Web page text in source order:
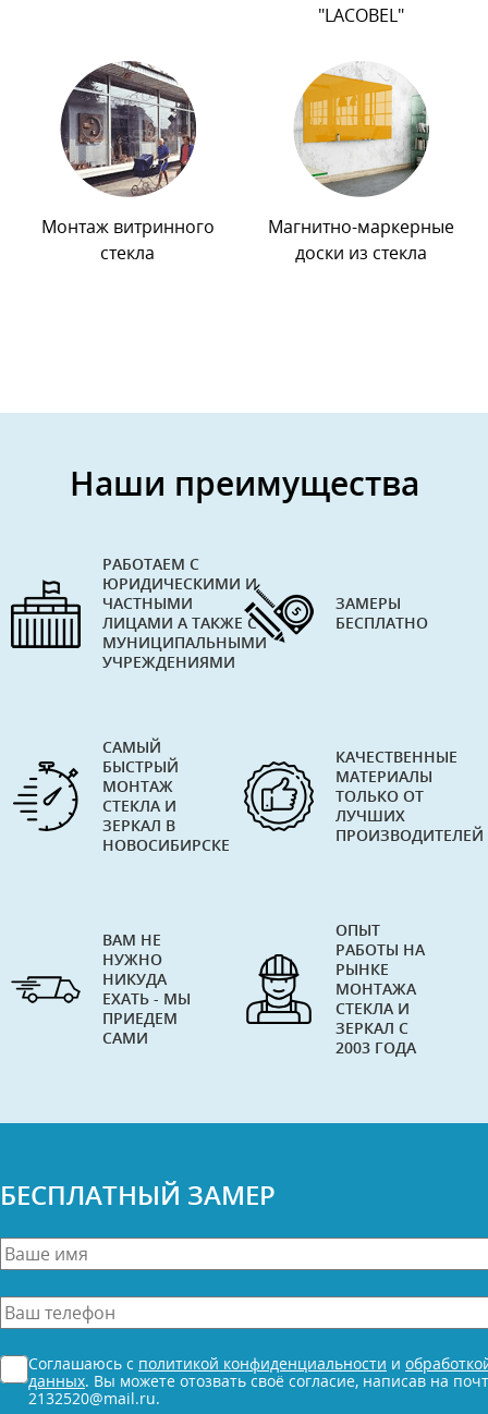
"LACOBEL"
Монтаж витринного
стекла
Магнитно-маркерные
доски из стекла
Наши преимущества
РАБОТАЕМ С
ЮРИДИЧЕСКИМИ И
ЧАСТНЫМИ
ЛИЦАМИ А ТАКЖЕ С
МУНИЦИПАЛЬНЫМИ
УЧРЕЖДЕНИЯМИ
ЗАМЕРЫ
БЕСПЛАТНО
САМЫЙ
БЫСТРЫЙ
МОНТАЖ
СТЕКЛА И
ЗЕРКАЛ В
НОВОСИБИРСКЕ
КАЧЕСТВЕННЫЕ
МАТЕРИАЛЫ
ТОЛЬКО ОТ
ЛУЧШИХ
ПРОИЗВОДИТЕЛЕЙ
ВАМ НЕ
НУЖНО
НИКУДА
ЕХАТЬ - МЫ
ПРИЕДЕМ
САМИ
ОПЫТ
РАБОТЫ НА
РЫНКЕ
МОНТАЖА
СТЕКЛА И
ЗЕРКАЛ С
2003 ГОДА
БЕСПЛАТНЫЙ ЗАМЕР
Ваше
имя
*Ваш
телефон
*
Согласие
*
Соглашаюсь с политикой конфиденциальности и
данных. Вы можете отозвать своё согласие, написав на
2132520@mail.ru.